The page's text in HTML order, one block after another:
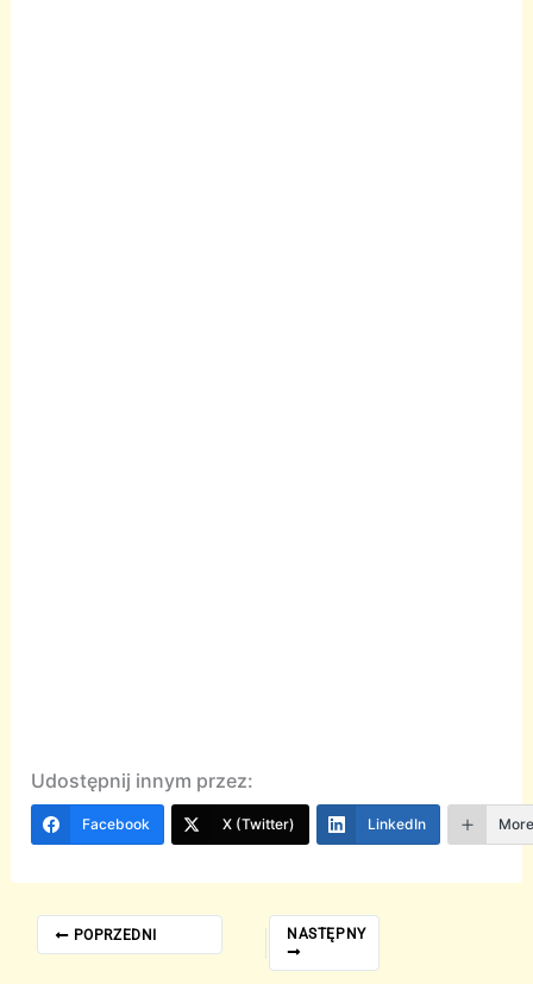
Udostępnij innym przez:
Facebook X (Twitter) LinkedIn
POPRZEDNI NASTĘPNY